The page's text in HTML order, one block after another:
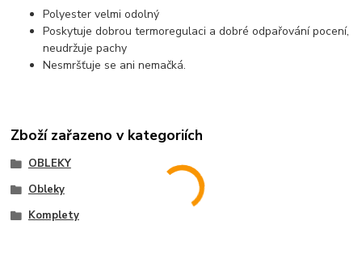
Polyester velmi odolný
Poskytuje dobrou termoregulaci a dobré odpařování pocení,
neudržuje pachy
Nesmršťuje se ani nemačká.
Zboží zařazeno v kategoriích
OBLEKY
Obleky
Komplety